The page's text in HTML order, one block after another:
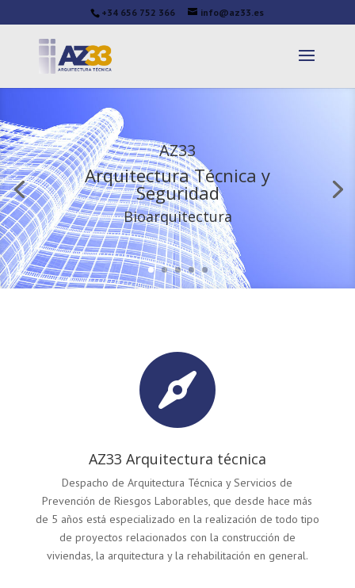
+34 656 752 366 info@az33.es
AZ33
Arquitectura Técnica y
Seguridad
Bioarquitectura

AZ33 Arquitectura técnica
Despacho de Arquitectura Técnica y Servicios de
Prevención de Riesgos Laborables, que desde hace más
de 5 años está especializado en la realización de todo tipo
de proyectos relacionados con la construcción de
viviendas, la arquitectura y la rehabilitación en general.